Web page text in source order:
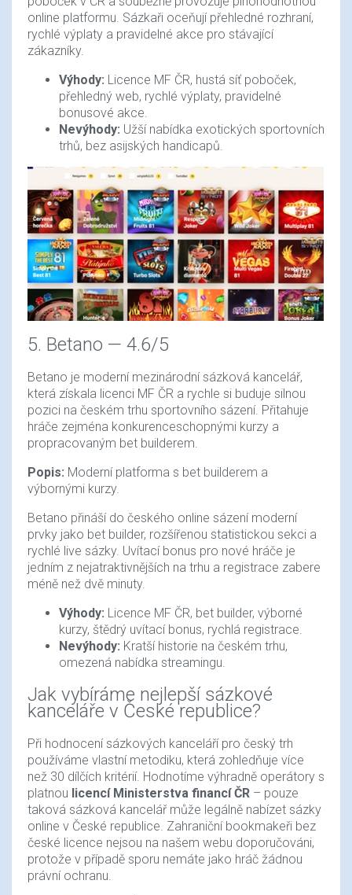
online platformu. Sázkaři oceňují přehledné rozhraní,
rychlé výplaty a pravidelné akce pro stávající
zákazníky.
Výhody: Licence MF ČR, hustá síť poboček,
přehledný web, rychlé výplaty, pravidelné
bonusové akce.
Nevýhody: Užší nabídka exotických sportovních
trhů, bez asijských handicapů.
5. Betano — 4.6/5
Betano je moderní mezinárodní sázková kancelář,
která získala licenci MF ČR a rychle si buduje silnou
pozici na českém trhu sportovního sázení. Přitahuje
hráče zejména konkurenceschopnými kurzy a
propracovaným bet builderem.
Popis: Moderní platforma s bet builderem a
výbornými kurzy.
Betano přináší do českého online sázení moderní
prvky jako bet builder, rozšířenou statistickou sekci a
rychlé live sázky. Uvítací bonus pro nové hráče je
jedním z nejatraktivnějších na trhu a registrace zabere
méně než dvě minuty.
Výhody: Licence MF ČR, bet builder, výborné
kurzy, štědrý uvítací bonus, rychlá registrace.
Nevýhody: Kratší historie na českém trhu,
omezená nabídka streamingu.
Jak vybíráme nejlepší sázkové
kanceláře v České republice?
Při hodnocení sázkových kanceláří pro český trh
používáme vlastní metodiku, která zohledňuje více
než 30 dílčích kritérií. Hodnotíme výhradně operátory s
platnou licencí Ministerstva financí ČR – pouze
taková sázková kancelář může legálně nabízet sázky
online v České republice. Zahraniční bookmakeři bez
české licence nejsou na našem webu doporučováni,
protože v případě sporu nemáte jako hráč žádnou
právní ochranu.